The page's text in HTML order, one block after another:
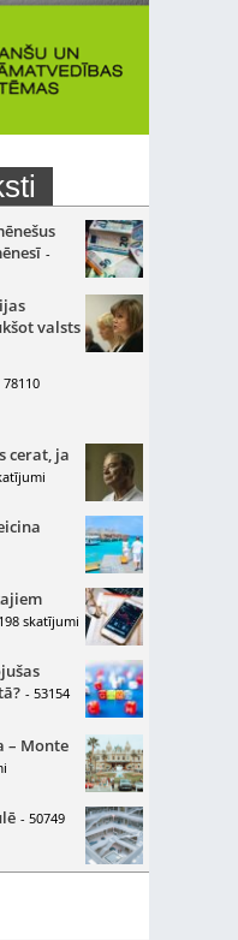
-
valsts
78110
cerat, ja
skatījumi
- 53154
– Monte
- 50749